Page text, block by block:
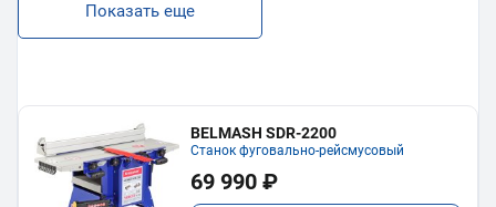
Показать еще
BELMASH SDR-2200
Станок фуговально-рейсмусовый
69 990 ₽